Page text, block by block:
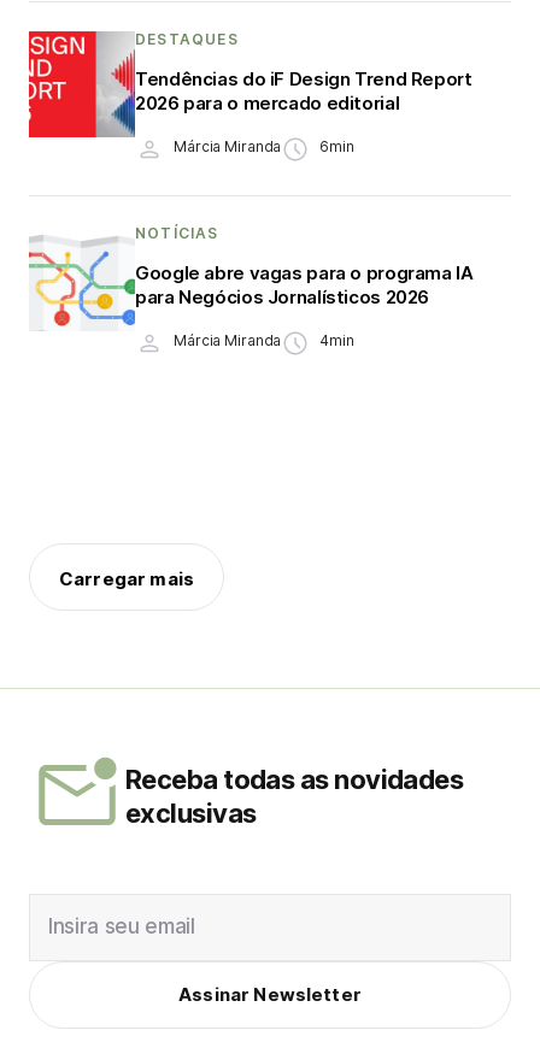
DESTAQUES
Tendências do iF Design Trend Report
2026 para o mercado editorial
Márcia Miranda 6min
NOTÍCIAS
Google abre vagas para o programa IA
para Negócios Jornalísticos 2026
Márcia Miranda 4min
Carregar mais
Receba todas as novidades
exclusivas
Insira seu email
Assinar Newsletter